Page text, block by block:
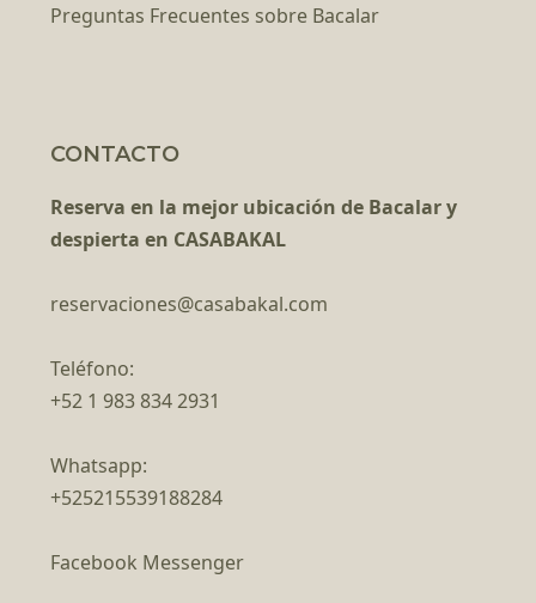
Preguntas Frecuentes sobre Bacalar
CONTACTO
Reserva en la mejor ubicación de Bacalar y
despierta en CASABAKAL
reservaciones@casabakal.com
Teléfono:
+52 1 983 834 2931
Whatsapp:
+525215539188284
Facebook Messenger